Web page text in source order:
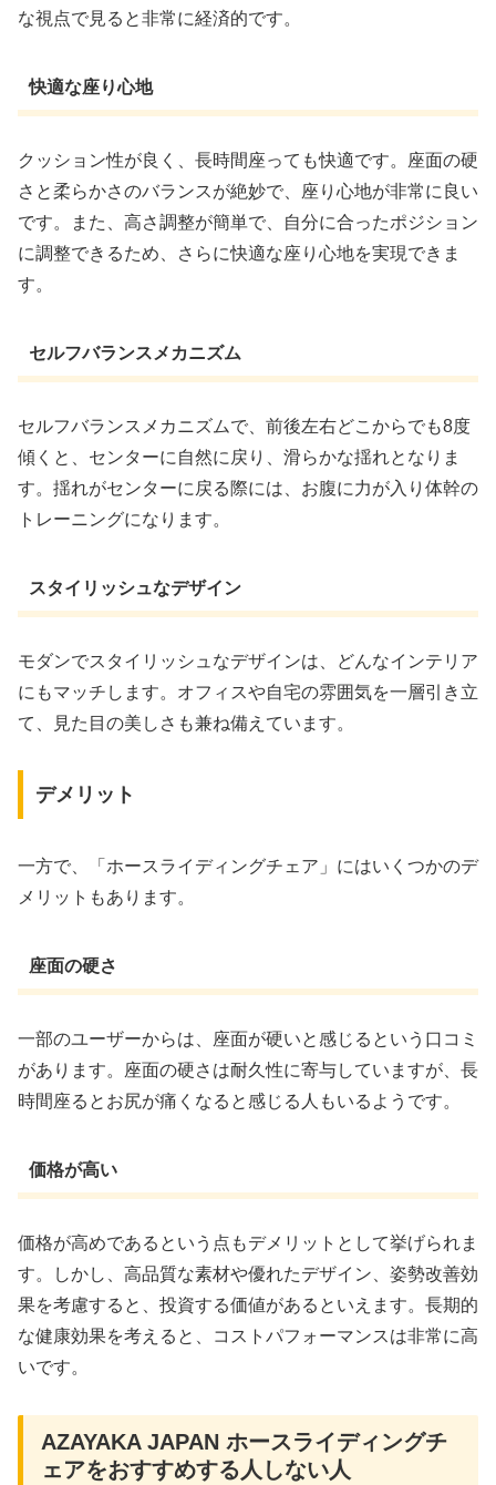
な視点で見ると非常に経済的です。
快適な座り心地
クッション性が良く、長時間座っても快適です。座面の硬
さと柔らかさのバランスが絶妙で、座り心地が非常に良い
です。また、高さ調整が簡単で、自分に合ったポジション
に調整できるため、さらに快適な座り心地を実現できま
す。
セルフバランスメカニズム
セルフバランスメカニズムで、前後左右どこからでも8度
傾くと、センターに自然に戻り、滑らかな揺れとなりま
す。揺れがセンターに戻る際には、お腹に力が入り体幹の
トレーニングになります。
スタイリッシュなデザイン
モダンでスタイリッシュなデザインは、どんなインテリア
にもマッチします。オフィスや自宅の雰囲気を一層引き立
て、見た目の美しさも兼ね備えています。
デメリット
一方で、「ホースライディングチェア」にはいくつかのデ
メリットもあります。
座面の硬さ
一部のユーザーからは、座面が硬いと感じるという口コミ
があります。座面の硬さは耐久性に寄与していますが、長
時間座るとお尻が痛くなると感じる人もいるようです。
価格が高い
価格が高めであるという点もデメリットとして挙げられま
す。しかし、高品質な素材や優れたデザイン、姿勢改善効
果を考慮すると、投資する価値があるといえます。長期的
な健康効果を考えると、コストパフォーマンスは非常に高
いです。
AZAYAKA JAPAN ホースライディングチ
ェアをおすすめする人しない人